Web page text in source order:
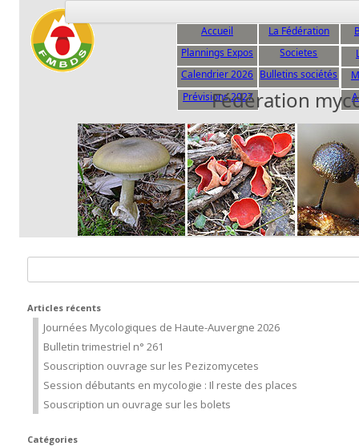
Accueil La Fédération
Plannings Expos Societes
Calendrier 2026
Prévisions 2027
Bulletins sociétés
Fédération
Articles récents
Journées Mycologiques de Haute-Auvergne 2026
Bulletin trimestriel n° 261
Souscription ouvrage sur les Pezizomycetes
Session débutants en mycologie : Il reste des places
Souscription un ouvrage sur les bolets
Catégories